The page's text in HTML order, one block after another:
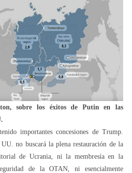
sobre los éxitos de Putin en las
importantes concesiones de Trump.
no buscará la plena restauración de la
de Ucrania, ni la membresía en la
de la OTAN, ni esencialmente